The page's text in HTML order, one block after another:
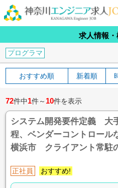
求人情報
プログラマ
おすすめ順 新着順
72件中1件～ 10件を表示
システム開発要件定義 大
程、ベンダーコントロール
横浜市 クライアント常駐
正社員 おすすめ!